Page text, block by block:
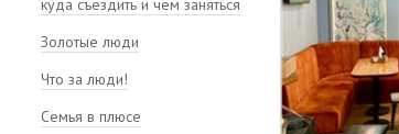
куда съездить и чем заняться
Золотые люди
Что за люди!
Семья в плюсе